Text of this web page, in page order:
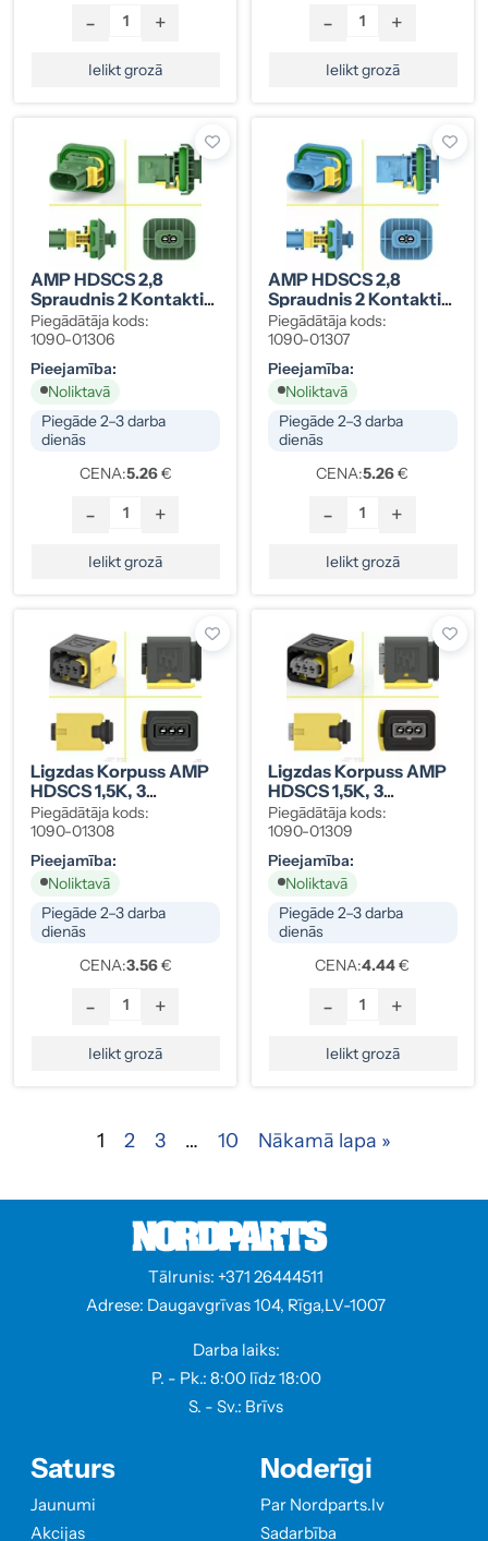
- +
Ielikt grozā
- +
Ielikt grozā
AMP HDSCS 2,8
Spraudnis 2 Kontakti,
Zaļš, Group A
Piegādātāja kods:
1090-01306
Pieejamība:
Noliktavā
Piegāde 2–3 darba
dienās
CENA:5.26€
- +
Ielikt grozā
AMP HDSCS 2,8
Spraudnis 2 Kontakti,
Zils, Group A
Piegādātāja kods:
1090-01307
Pieejamība:
Noliktavā
Piegāde 2–3 darba
dienās
CENA:5.26€
- +
Ielikt grozā
Ligzdas Korpuss AMP
HDSCS 1,5K, 3
Kontakti, Group A,
Melns
Piegādātāja kods:
1090-01308
Pieejamība:
Noliktavā
Piegāde 2–3 darba
dienās
CENA:3.56€
- +
Ielikt grozā
Ligzdas Korpuss AMP
HDSCS 1,5K, 3
Kontakti, Group A,
Pelēks
Piegādātāja kods:
1090-01309
Pieejamība:
Noliktavā
Piegāde 2–3 darba
dienās
CENA:4.44€
- +
Ielikt grozā
1 2 3 … 10 Nākamā lapa »
Tālrunis: +371 26444511
Adrese: Daugavgrīvas 104, Rīga,LV-1007
Darba laiks:
P. - Pk.: 8:00 līdz 18:00
S. - Sv.: Brīvs
Saturs
Jaunumi
Akcijas
Noderīgi
Par Nordparts.lv
Sadarbība